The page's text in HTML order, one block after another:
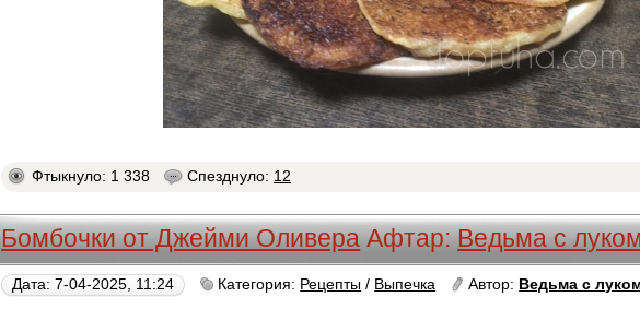
Фтыкнуло: 1 338 Спезднуло: 12
Бомбочки от Джейми Оливера Афтар:Ведьма с
Дата: 7-04-2025, 11:24 Категория: Рецепты / Выпечка Автор: Ведьма с